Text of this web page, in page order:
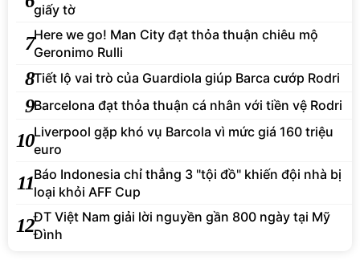
giấy tờ
7Here we go! Man City đạt thỏa thuận chiêu mộ
Geronimo Rulli
8Tiết lộ vai trò của Guardiola giúp Barca cướp Rodri
9Barcelona đạt thỏa thuận cá nhân với tiền vệ Rodri
10Liverpool gặp khó vụ Barcola vì mức giá 160 triệu
euro
11Báo Indonesia chỉ thẳng 3 "tội đồ" khiến đội nhà bị
loại khỏi AFF Cup
12ĐT Việt Nam giải lời nguyền gần 800 ngày tại Mỹ
Đình